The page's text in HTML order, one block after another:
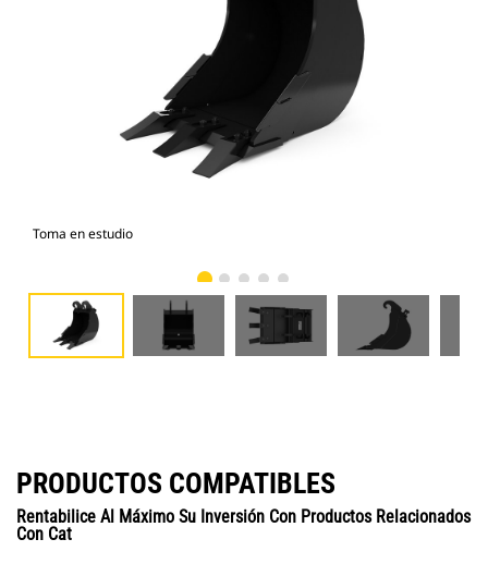
Toma en estudio
PRODUCTOS COMPATIBLES
Rentabilice Al Máximo Su Inversión Con Productos Relacionados
Con Cat